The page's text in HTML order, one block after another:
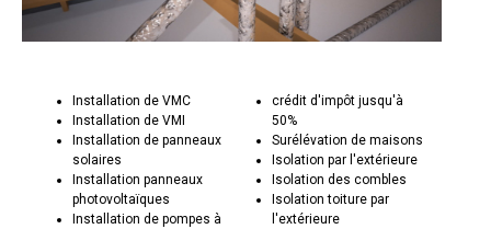
Installation de VMC
Installation de VMI
Installation de panneaux
solaires
Installation panneaux
photovoltaïques
Installation de pompes à
crédit d'impôt jusqu'à
50%
Surélévation de maisons
Isolation par l'extérieure
Isolation des combles
Isolation toiture par
l'extérieure